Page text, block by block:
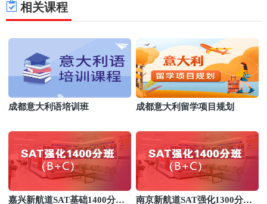
相关课程
成都意大利语培训班 成都意大利留学项目规划
嘉兴新航道SAT基础1400分培
南京新航道SAT强化1300分培